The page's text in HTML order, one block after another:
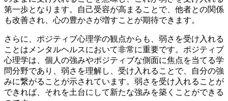
第一歩となります。自己受容が高まることで、他者との関係
も改善され、心の豊かさが増すことが期待できます。
さらに、ポジティブ心理学の観点からも、弱さを受け入れる
ことはメンタルヘルスにおいて非常に重要です。ポジティブ
心理学は、個人の強みやポジティブな側面に焦点を当てる学
問分野であり、弱さを理解し、受け入れることで、自分の強
みに繋がることが示されています。弱さを受け入れることが
できれば、それを土台にして新たな強みを築くことができる